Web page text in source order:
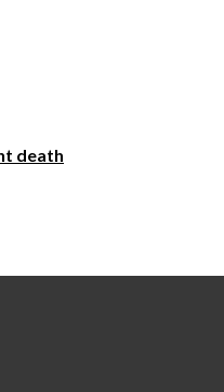
death